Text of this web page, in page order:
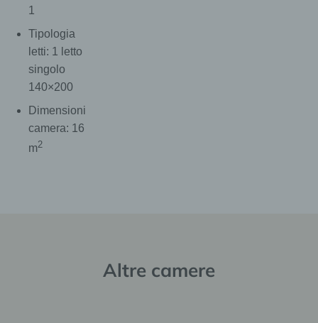
1
Tipologia
letti: 1 letto
singolo
140×200
Dimensioni
camera: 16
m2
Altre camere